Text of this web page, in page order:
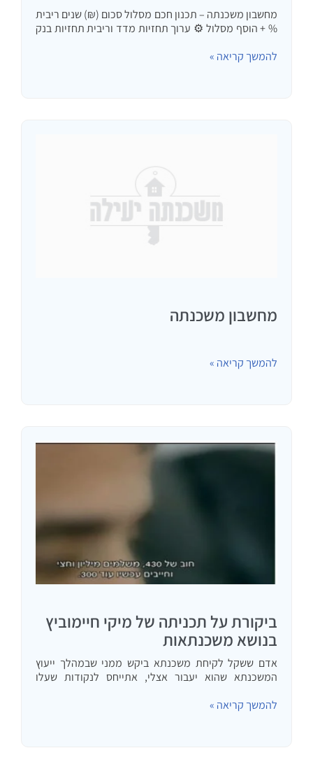
מחשבון משכנתה – תכנון חכם מסלול סכום (₪) שנים ריבית
% + הוסף מסלול ⚙️ ערוך תחזיות מדד וריבית תחזיות בנק
מדד ארוך (%)…
להמשך קריאה »
מחשבון משכנתה
להמשך קריאה »
ביקורת על תכניתה של מיקי חיימוביץ
בנושא משכנתאות
אדם ששקל לקיחת משכנתא ביקש ממני שבמהלך ייעוץ
המשכנתא שהוא יעבור אצלי, אתייחס לנקודות שעלו
את התכנית המלאה (כשעה) אפשר לראות על ידי לחיצה
להמשך קריאה »